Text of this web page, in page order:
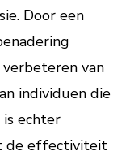
Door een
verbeteren van
individuen die
echter
de effectiviteit